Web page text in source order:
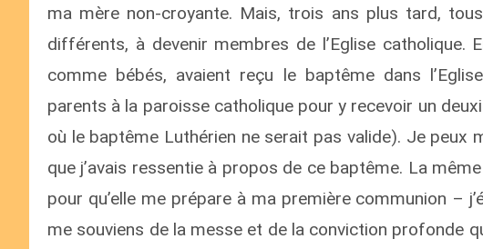
ma mère non-croyante. Mais, trois ans plus tard,
différents, à devenir membres de l’Eglise
comme bébés, avaient reçu le baptême dans
parents à la paroisse catholique pour y recevoir un
où le baptême Luthérien ne serait pas valide). Je peux
que j’avais ressentie à propos de ce baptême. La
pour qu’elle me prépare à ma première communion –
me souviens de la messe et de la conviction profonde